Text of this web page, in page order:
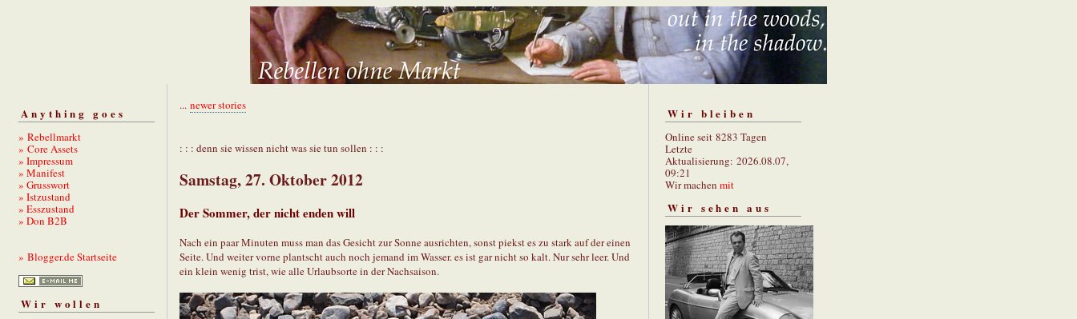
Anything goes
» Rebellmarkt
» Core Assets
» Impressum
» Manifest
» Grusswort
» Istzustand
» Esszustand
» Don B2B
» Blogger.de Startseite
Wir wollen
... newer stories
: : : denn sie wissen nicht was sie tun sollen : : :
Samstag, 27. Oktober 2012
Der Sommer, der nicht enden will
Nach ein paar Minuten muss man das Gesicht zur Sonne ausrichten, sonst piekst es zu stark auf der einen
Seite. Und weiter vorne plantscht auch noch jemand im Wasser. es ist gar nicht so kalt. Nur sehr leer. Und
ein klein wenig trist, wie alle Urlaubsorte in der Nachsaison.
Wir bleiben
Online seit 8283 Tagen
Letzte
Aktualisierung: 2026.08.07,
09:21
Wir machen mit
Wir sehen aus